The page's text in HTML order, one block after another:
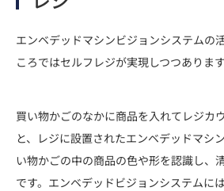
エンベデッドマシンビジョンシステムの
ころではセルフレジが実現しつつあります
買い物かごのなかに商品を入れてレジカ
と、レジに設置されたエンベデッドマシ
い物かごの中の商品の色や形を認識し、
です。エンベデッドビジョンシステムに